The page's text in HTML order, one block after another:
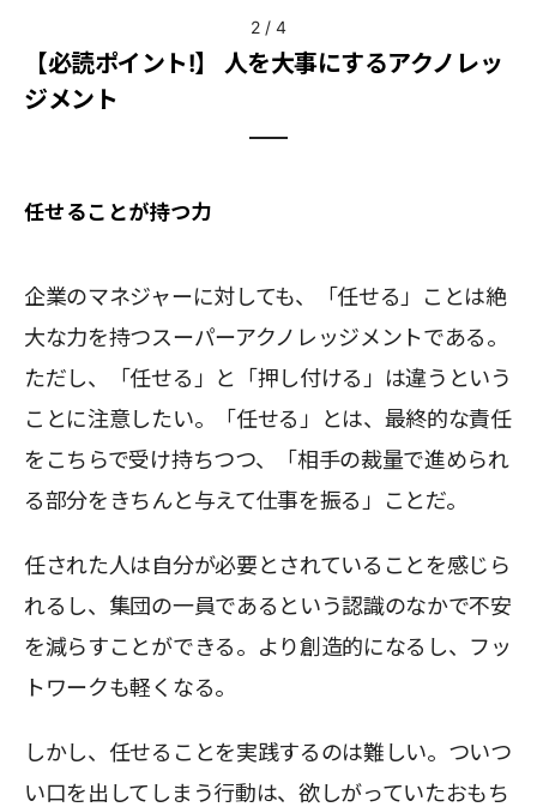
2 / 4
【必読ポイント!】 人を大事にするアクノレッ
ジメント
任せることが持つ力
企業のマネジャーに対しても、「任せる」ことは絶
大な力を持つスーパーアクノレッジメントである。
ただし、「任せる」と「押し付ける」は違うという
ことに注意したい。「任せる」とは、最終的な責任
をこちらで受け持ちつつ、「相手の裁量で進められ
る部分をきちんと与えて仕事を振る」ことだ。
任された人は自分が必要とされていることを感じら
れるし、集団の一員であるという認識のなかで不安
を減らすことができる。より創造的になるし、フッ
トワークも軽くなる。
しかし、任せることを実践するのは難しい。ついつ
い口を出してしまう行動は、欲しがっていたおもち